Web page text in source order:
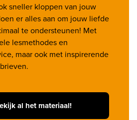
sneller kloppen van jouw
er alles aan om jouw liefde
te ondersteunen! Met
lesmethodes en
maar ook met inspirerende
al het materiaal!